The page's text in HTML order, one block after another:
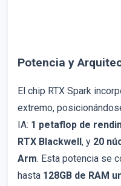
Potencia y
El chip RTX Spark
extremo,
IA: 1 petaflop de
RTX Blackwell , y 20
Arm. Esta potencia se
hasta 128GB de RAM